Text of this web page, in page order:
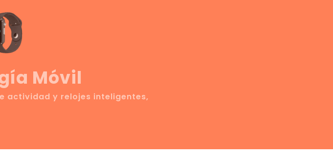
Móvil
actividad y relojes inteligentes,